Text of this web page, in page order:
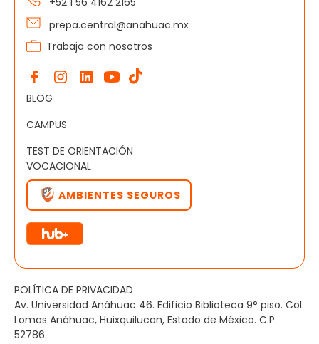
prepa.central@anahuac.mx
Trabaja con nosotros
BLOG
CAMPUS
TEST DE ORIENTACIÓN
VOCACIONAL
AMBIENTES SEGUROS
Av. Universidad Anáhuac 46. Edificio Biblioteca 9° piso. Col.
Lomas Anáhuac, Huixquilucan, Estado de México. C.P.
52786.
POLÍTICA DE PRIVACIDAD